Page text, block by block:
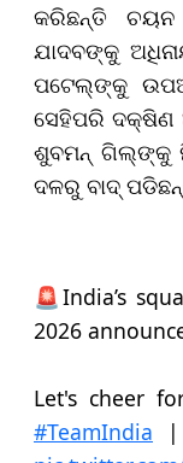
କରିଛନ୍ତି ଚୟନ
ଯାଦବଙ୍କୁ
ପଟେଲ୍‌ଙ୍କୁ
ସେହିପରି ଦକ୍ଷିଣ
ଶୁବମନ୍‌ ଗିଲ୍‌ଙ୍କୁ
ଦଳରୁ ବାଦ୍‌
🚨India’s
2026
Let's cheer
#TeamIndia |